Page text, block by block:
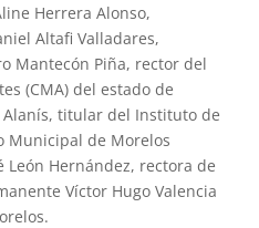
Herrera Alonso,
Altafi Valladares,
Mantecón Piña, rector del
(CMA) del estado de
titular del Instituto de
Municipal de Morelos
León Hernández, rectora de
Víctor Hugo Valencia